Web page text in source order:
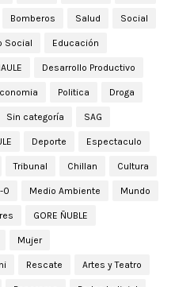
Bomberos Salud Social
Social Educación
Desarrollo Productivo
Politica Droga
Sin categoría SAG
Deporte Espectaculo
Tribunal Chillan Cultura
0 Medio Ambiente Mundo
GORE ÑUBLE
Mujer
Rescate Artes y Teatro